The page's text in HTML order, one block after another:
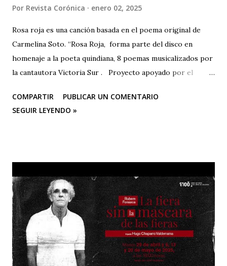
Por Revista Corónica enero 02, 2025
Rosa roja es una canción basada en el poema original de
Carmelina Soto. “Rosa Roja, forma parte del disco en
homenaje a la poeta quindiana, 8 poemas musicalizados por
la cantautora Victoria Sur . Proyecto apoyado por el
Programa Nacional de Concertación Cultural y la Secretaría
de Cultura de la gobernación del Quindío ROSA ROJA
verdura esperanzada y férvida del prado? y ese sufrir de
espinas y dulzura y jardín por alondras clausurado? En tu
clara bondad de miel caliente, sombra casi de fruto
sugerente entre nubes y pájaros soñando. Y en tu llama de
sangre perseguida, indefinidamente indefinida, sigues por
tu perfume caminando.
COMPARTIR
PUBLICAR UN COMENTARIO
SEGUIR LEYENDO »